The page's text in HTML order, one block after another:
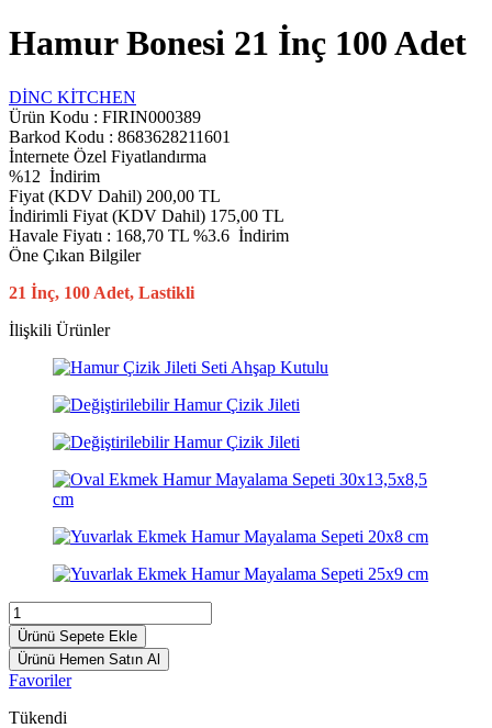
Hamur Bonesi 21 İnç 100 Adet
DİNC KİTCHEN
Ürün Kodu : FIRIN000389
Barkod Kodu : 8683628211601
İnternete Özel Fiyatlandırma
%12 İndirim
Fiyat (KDV Dahil) 200,00 TL
İndirimli Fiyat (KDV Dahil) 175,00 TL
Havale Fiyatı : 168,70 TL %3.6 İndirim
Öne Çıkan Bilgiler
21 İnç, 100 Adet, Lastikli
İlişkili Ürünler
Ürünü Sepete Ekle
Ürünü Hemen Satın Al
Favoriler
Tükendi